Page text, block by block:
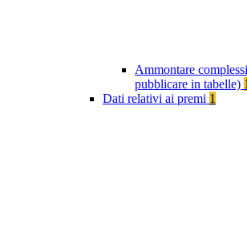
Ammontare
pubblicare in tabelle)
Dati relativi ai premi 1